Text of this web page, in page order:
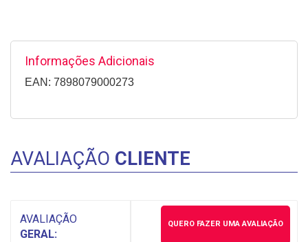
Informações Adicionais
EAN: 7898079000273
AVALIAÇÃO CLIENTE
AVALIAÇÃO
GERAL:
QUERO FAZER UMA AVALIAÇÃO